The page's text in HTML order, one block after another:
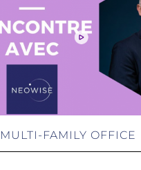
FAMILY OFFICE